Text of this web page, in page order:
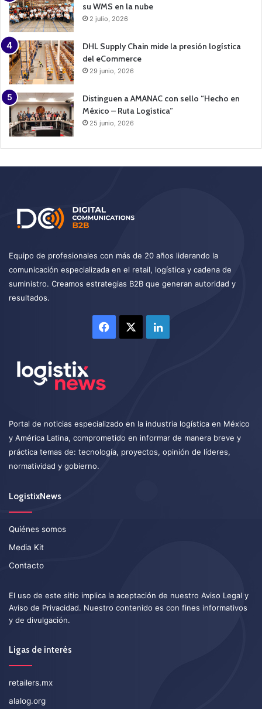
su WMS en la nube
2 julio, 2026
DHL Supply Chain mide la presión logística
del eCommerce
29 junio, 2026
Distinguen a AMANAC con sello “Hecho en
México – Ruta Logística”
25 junio, 2026
Equipo de profesionales con más de 20 años liderando la
comunicación especializada en el retail, logística y cadena de
suministro. Creamos estrategias B2B que generan autoridad y
resultados.
Facebook LinkedIn
Portal de noticias especializado en la industria logística en México
y América Latina, comprometido en informar de manera breve y
práctica temas de: tecnología, proyectos, opinión de líderes,
normatividad y gobierno.
LogistixNews
Quiénes somos
Media Kit
Contacto
El uso de este sitio implica la aceptación de nuestro Aviso Legal y
Aviso de Privacidad. Nuestro contenido es con fines informativos
y de divulgación.
Ligas de interés
retailers.mx
alalog.org